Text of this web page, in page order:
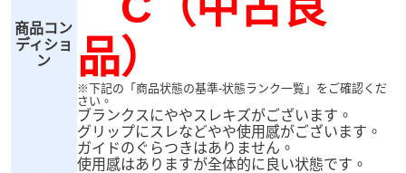
商品コン
ディショ
ン
品）
※下記の「商品状態の基準-状態ランク一覧」をご確認くだ
さい。
ブランクスにややスレキズがございます。
グリップにスレなどやや使用感がございます。
ガイドのぐらつきはありません。
使用感はありますが全体的に良い状態です。